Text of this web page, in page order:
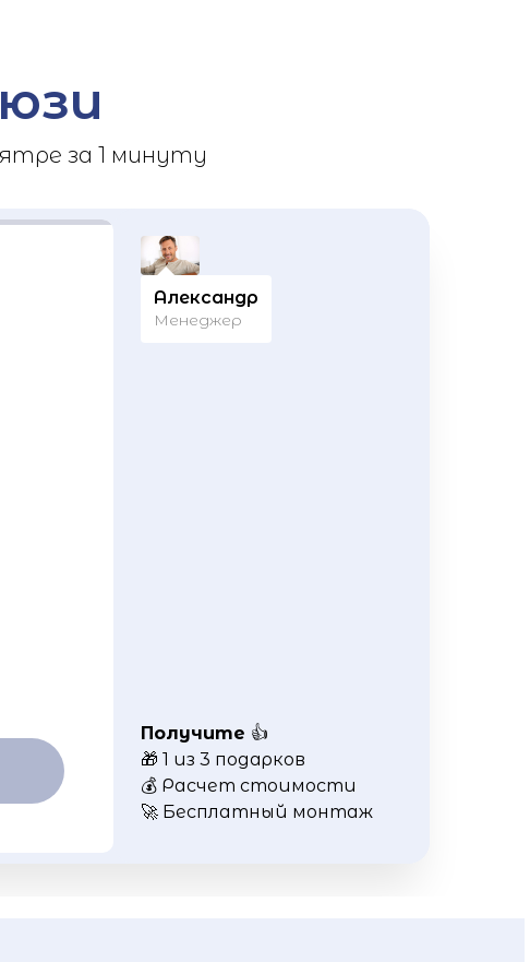
за 1 минуту
Александр
Менеджер
Получите 👍
🎁 1 из 3 подарков
💰 Расчет стоимости
🚀 Бесплатный монтаж